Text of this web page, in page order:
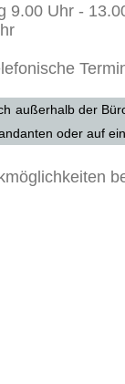
9.00 Uhr -
außerhalb der
oder auf